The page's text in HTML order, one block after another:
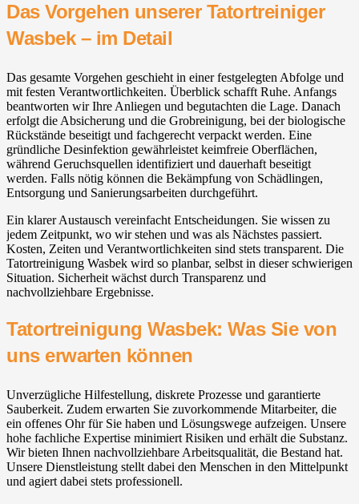
Das Vorgehen unserer Tatortreiniger
Wasbek – im Detail
Das gesamte Vorgehen geschieht in einer festgelegten Abfolge und
mit festen Verantwortlichkeiten. Überblick schafft Ruhe. Anfangs
beantworten wir Ihre Anliegen und begutachten die Lage. Danach
erfolgt die Absicherung und die Grobreinigung, bei der biologische
Rückstände beseitigt und fachgerecht verpackt werden. Eine
gründliche Desinfektion gewährleistet keimfreie Oberflächen,
während Geruchsquellen identifiziert und dauerhaft beseitigt
werden. Falls nötig können die Bekämpfung von Schädlingen,
Entsorgung und Sanierungsarbeiten durchgeführt.
Ein klarer Austausch vereinfacht Entscheidungen. Sie wissen zu
jedem Zeitpunkt, wo wir stehen und was als Nächstes passiert.
Kosten, Zeiten und Verantwortlichkeiten sind stets transparent. Die
Tatortreinigung Wasbek wird so planbar, selbst in dieser schwierigen
Situation. Sicherheit wächst durch Transparenz und
nachvollziehbare Ergebnisse.
Tatortreinigung Wasbek: Was Sie von
uns erwarten können
Unverzügliche Hilfestellung, diskrete Prozesse und garantierte
Sauberkeit. Zudem erwarten Sie zuvorkommende Mitarbeiter, die
ein offenes Ohr für Sie haben und Lösungswege aufzeigen. Unsere
hohe fachliche Expertise minimiert Risiken und erhält die Substanz.
Wir bieten Ihnen nachvollziehbare Arbeitsqualität, die Bestand hat.
Unsere Dienstleistung stellt dabei den Menschen in den Mittelpunkt
und agiert dabei stets professionell.